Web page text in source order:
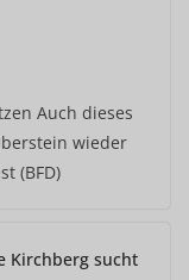
Auch dieses
wieder
(BFD)
Kirchberg sucht